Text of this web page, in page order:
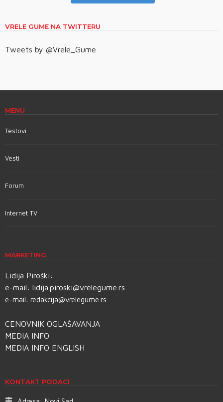
VRELE GUME NA TWITTERU
Tweets by @Vrele_Gume
MENU
Testovi
Vesti
Forum
Internet TV
MARKETING
Lidija Piroški:
e-mail: lidija.piroski@vrelegume.rs
e-mail: redakcija@vrelegume.rs
CENOVNIK OGLAŠAVANJA
MEDIA INFO
MEDIA INFO ENGLISH
KONTAKT PODACI